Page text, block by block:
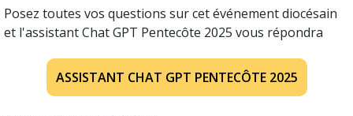
Posez toutes vos questions sur cet événement diocésain
et l'assistant Chat GPT Pentecôte 2025 vous répondra
ASSISTANT CHAT GPT PENTECÔTE 2025